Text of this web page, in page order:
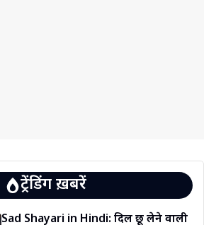
ट्रेंडिंग ख़बरें
Sad Shayari in Hindi: दिल छू लेने वाली